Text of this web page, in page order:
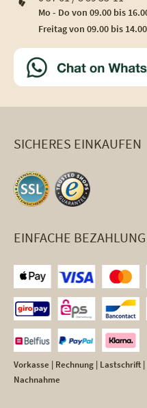
Mo - Do von 09.00 bis
Freitag von 09.00 bis
SICHERES EINKAUFEN
EINFACHE BEZAHLUNG
Vorkasse | Rechnung | Lastschrift
Nachnahme